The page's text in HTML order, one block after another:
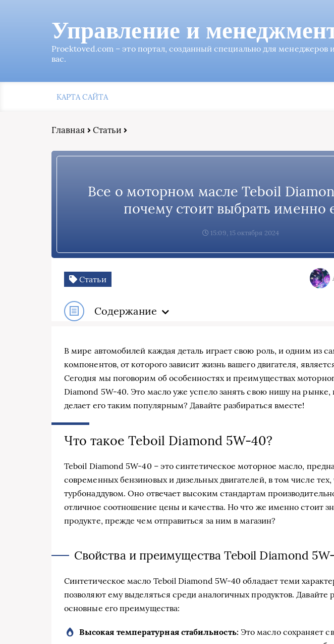
Управление и
Proektoved.com – это портал, созданный специально для
вас.
КАРТА САЙТА
Главная Статьи
Все о моторном масле Teboil
почему стоит выбрать именно
15:09, 15 октября 2024
Статьи
Содержание
В мире автомобилей каждая деталь играет свою роль, и одним из
компонентов, от которого зависит жизнь вашего двигателя,
Сегодня мы поговорим об особенностях и преимуществах
Diamond 5W-40. Это масло уже успело занять свою нишу на рынке,
делает его таким популярным? Давайте разбираться вместе!
Что такое Teboil Diamond 5W-40?
Teboil Diamond 5W-40 – это синтетическое моторное масло,
современных бензиновых и дизельных двигателей, в том числе
турбонаддувом. Оно отвечает высоким стандартам
отличное соотношение цены и качества. Но что же именно стоит
продукте, прежде чем отправиться за ним в магазин?
Свойства и преимущества Teboil Diamond
Синтетическое масло Teboil Diamond 5W-40 обладает теми
позволяют ему выделяться среди аналогичных продуктов. Давайте
основные его преимущества:
Высокая температурная стабильность: Это масло сохраняет